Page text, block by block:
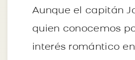
Aunque el capitán
quien conocemos
interés romántico